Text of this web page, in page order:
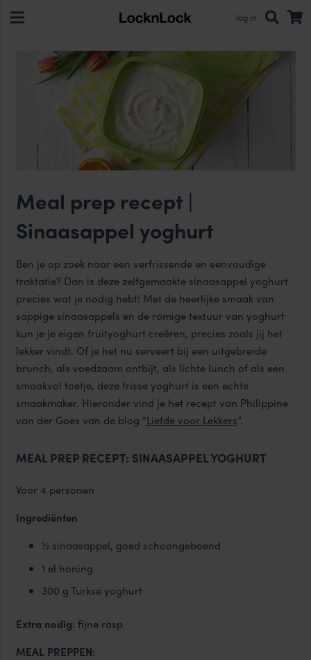
log in
Meal prep recept |
Sinaasappel yoghurt
Ben je op zoek naar een verfrissende en eenvoudige
traktatie? Dan is deze zelfgemaakte sinaasappel yoghurt
precies wat je nodig hebt! Met de heerlijke smaak van
sappige sinaasappels en de romige textuur van yoghurt
kun je je eigen fruityoghurt creëren, precies zoals jij het
lekker vindt. Of je het nu serveert bij een uitgebreide
brunch, als voedzaam ontbijt, als lichte lunch of als een
smaakvol toetje, deze frisse yoghurt is een echte
smaakmaker. Hieronder vind je het recept van Philippine
van der Goes van de blog “Liefde voor Lekkers”.
MEAL PREP RECEPT: SINAASAPPEL YOGHURT
Voor 4 personen
Ingrediënten
½ sinaasappel, goed schoongeboend
1 el honing
300 g Turkse yoghurt
Extra nodig: fijne rasp
MEAL PREPPEN: